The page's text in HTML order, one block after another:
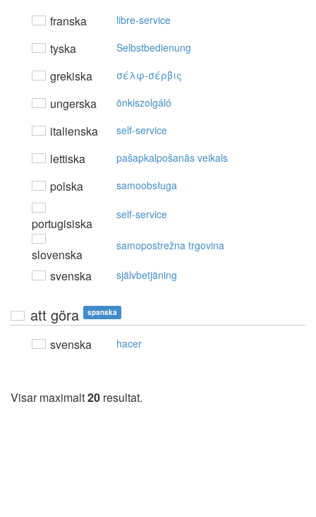
franska libre-service
tyska Selbstbedienung
grekiska σέλφ-σέρβις
ungerska önkiszolgáló
italienska self-service
lettiska pašapkalpošanās veikals
polska samoobsługa
portugisiska
self-service
slovenska
samopostrežna trgovina
svenska självbetjäning
att göra spanska
svenska hacer
Visar maximalt20 resultat.